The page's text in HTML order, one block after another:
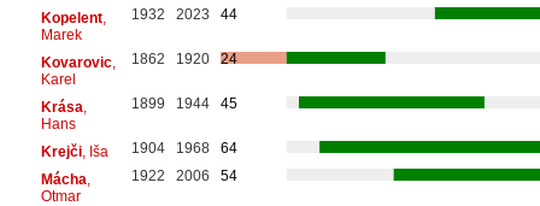
Kopelent,
Marek
1932 2023 44
Kovarovic,
Karel
1862 1920 24
Krása
Hans
1899 1944 45
Krejči, Iša 1904 1968
64
Mácha
Otmar
1922 2006 54